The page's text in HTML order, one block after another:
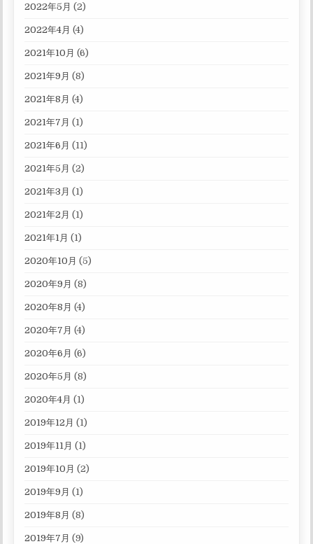
2022年5月 (2)
2022年4月 (4)
2021年10月 (6)
2021年9月 (8)
2021年8月 (4)
2021年7月 (1)
2021年6月 (11)
2021年5月 (2)
2021年3月 (1)
2021年2月 (1)
2021年1月 (1)
2020年10月 (5)
2020年9月 (8)
2020年8月 (4)
2020年7月 (4)
2020年6月 (6)
2020年5月 (8)
2020年4月 (1)
2019年12月 (1)
2019年11月 (1)
2019年10月 (2)
2019年9月 (1)
2019年8月 (8)
2019年7月 (9)